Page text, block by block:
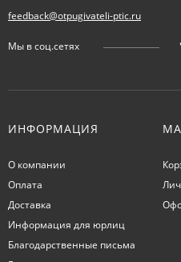
feedback@otpugivateli-ptic.ru
Мы в соц.сетях
ИНФОРМАЦИЯ
О компании
Оплата
Доставка
Информация для юрлиц
Благодарственные письма